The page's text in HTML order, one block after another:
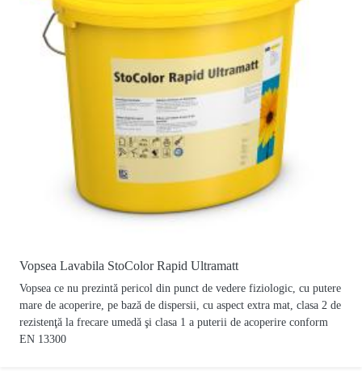
Vopsea Lavabila StoColor Rapid Ultramatt
Vopsea ce nu prezintă pericol din punct de vedere fiziologic, cu putere
mare de acoperire, pe bază de dispersii, cu aspect extra mat, clasa 2 de
rezistenţă la frecare umedă şi clasa 1 a puterii de acoperire conform
EN 13300